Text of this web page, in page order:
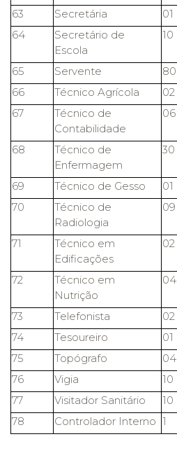
63
Secretária 01
64
Secretário de
Escola
10
65 Servente 80
66
Técnico Agrícola 02
67
Técnico de
Contabilidade
06
68
Técnico de
Enfermagem
30
69 Técnico de Gesso 01
70
Técnico de
Radiologia
09
71
Técnico em
Edificações
02
72
Técnico em
Nutrição
04
73 Telefonista 02
74
Tesoureiro 01
75
Topógrafo 04
76
Vigia 10
77
Visitador Sanitário 10
78
Controlador Interno 1